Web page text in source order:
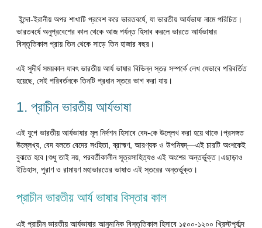
ইন্দো-ইরানীয় অপর শাখাটি প্রবেশ করে ভারতবর্ষে, যা ভারতীয় আর্যভাষা নামে পরিচিত।
ভারতবর্ষে অনুপ্রবেশের কাল থেকে আজ পর্যন্ত হিসাব করলে ভারতে আর্যভাষার
বিস্তৃতিকাল প্রায় তিন থেকে সাড়ে তিন হাজার বছর।
এই সুদীর্ঘ সময়কাল যাবৎ ভারতীয় আর্য ভাষার বিভিন্ন স্তর সম্পর্কে লেখ যেভাবে পরিবর্তিত
হয়েছে, সেই পরিবর্তনকে তিনটি প্রধান স্তরে ভাগ করা যায়।
1. প্রাচীন ভারতীয় আর্যভাষা
এই যুগে ভারতীয় আর্যভাষার মূল নির্দশন হিসাবে বেদ-কে উল্লেখ করা হয়ে থাকে।প্রসঙ্গত
উল্লেখ্য, বেদ বলতে বেদের সংহিতা, ব্রাহ্মণ, আরণ্যক ও উপনিষদ্—এই চারটি অংশকেই
বুঝতে হবে।শুধু তাই নয়, পরবর্তীকালীন সূত্রসাহিত্যও এই অংশের অন্তর্ভুক্ত।এছাড়াও
ইতিহাস, পুরাণ ও রামায়ণ মহাভারতের ভাষাও এই স্তরের অন্তর্ভুক্ত।
প্রাচীন ভারতীয় আর্য ভাষার বিস্তার কাল
এই প্রাচীন ভারতীয় আর্যভাষার আনুমানিক বিস্তৃতিকাল হিসাবে ১৫০০-১২০০ খ্রিস্টপূর্বাব্দ